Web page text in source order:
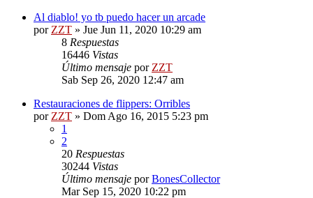
Al diablo! yo tb puedo hacer un arcade
por ZZT » Jue Jun 11, 2020 10:29 am
8 Respuestas
16446 Vistas
Último mensaje por ZZT
Sab Sep 26, 2020 12:47 am
Restauraciones de flippers: Orribles
por ZZT » Dom Ago 16, 2015 5:23 pm
1
2
20 Respuestas
30244 Vistas
Último mensaje porBonesCollector
Mar Sep 15, 2020 10:22 pm